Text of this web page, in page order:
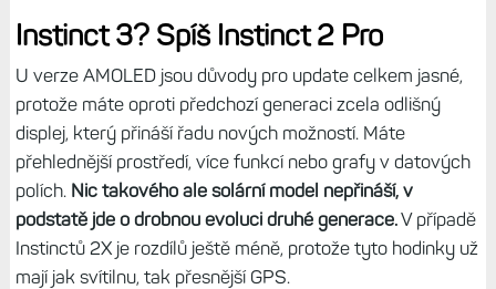
Instinct 3? Spíš Instinct 2 Pro
U verze AMOLED jsou důvody pro update celkem jasné,
protože máte oproti předchozí generaci zcela odlišný
displej, který přináší řadu nových možností. Máte
přehlednější prostředí, více funkcí nebo grafy v datových
polích. Nic takového ale solární model nepřináší, v
podstatě jde o drobnou evoluci druhé generace.V případě
Instinctů 2X je rozdílů ještě méně, protože tyto hodinky už
mají jak svítilnu, tak přesnější GPS.